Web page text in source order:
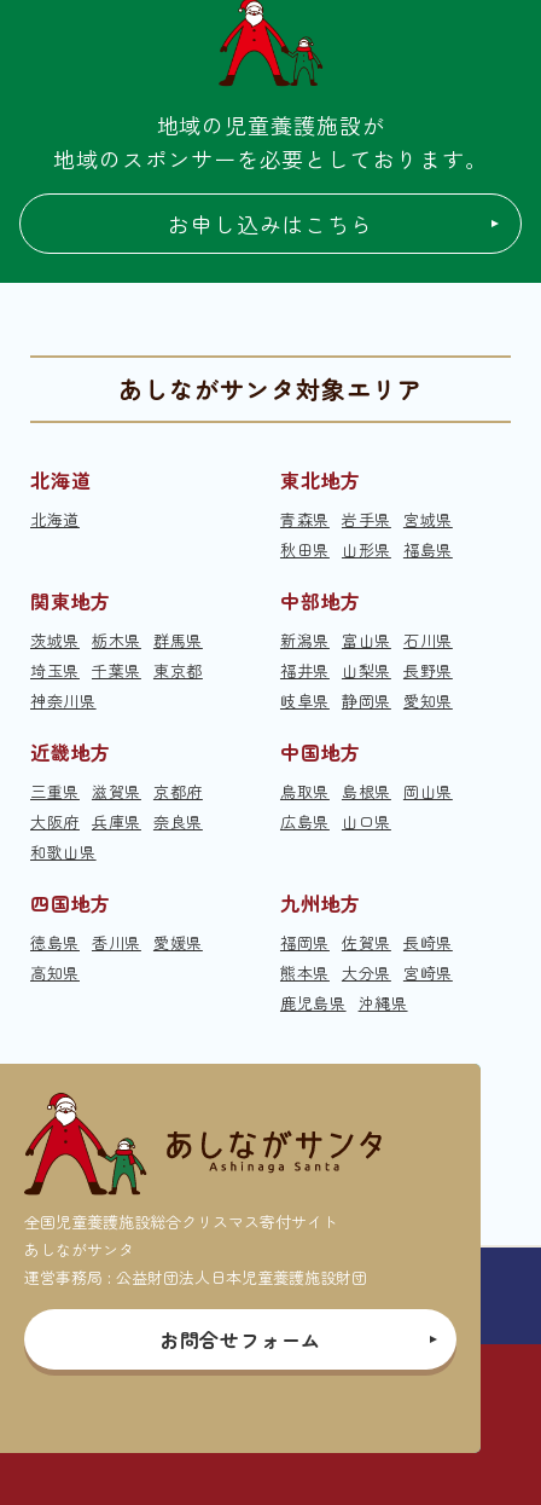
地域の児童養護施設が
地域のスポンサーを必要としております。
お申し込みはこちら
あしながサンタ対象エリア
北海道
北海道
東北地方
青森県 岩手県
宮城県
秋田県
山形県 福島県
関東地方
茨城県 栃木県
群馬県
埼玉県
千葉県
東京都
神奈川県
中部地方
新潟県 富山県
石川県
福井県
山梨県
長野県
岐阜県
静岡県 愛知県
近畿地方
三重県 滋賀県
京都府
大阪府 兵庫県
奈良県
和歌山県
中国地方
鳥取県 島根県
岡山県
広島県
山口県
四国地方
徳島県 香川県
愛媛県
高知県
九州地方
福岡県 佐賀県
長崎県
熊本県
大分県
宮崎県
鹿児島県
沖縄県
全国児童養護施設総合クリスマス寄付サイト
あしながサンタ
運営事務局 : 公益財団法人日本児童養護施設財団
お問合せフォーム